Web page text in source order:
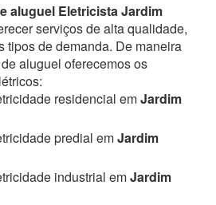
aluguel Eletricista Jardim
serviços de alta qualidade,
tipos de demanda. De maneira
aluguel oferecemos os
residencial emJardim
predial emJardim
industrial emJardim